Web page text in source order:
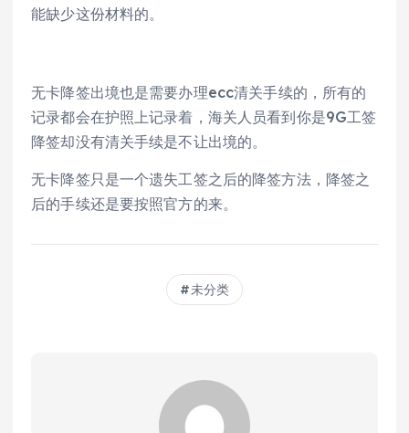
能缺少这份材料的。
无卡降签出境也是需要办理ecc清关手续的，所有的
记录都会在护照上记录着，海关人员看到你是9G工签
降签却没有清关手续是不让出境的。
无卡降签只是一个遗失工签之后的降签方法，降签之
后的手续还是要按照官方的来。
未分类